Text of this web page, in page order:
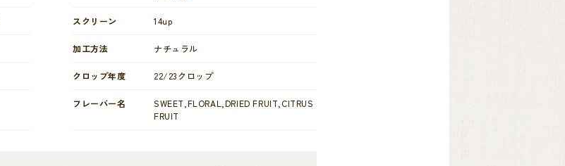
スクリーン 14up
加工方法 ナチュラル
クロップ年度 22/23クロップ
フレーバー名
SWEET,FLORAL,DRIED FRUIT,CITRUS
FRUIT